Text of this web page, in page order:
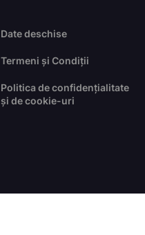
Date deschise
Termeni și Condiții
Politica de confidențialitate
și de cookie-uri